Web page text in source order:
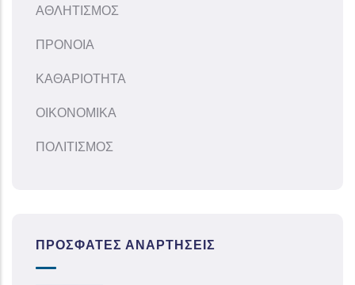
ΑΘΛΗΤΙΣΜΟΣ
ΠΡΟΝΟΙΑ
ΚΑΘΑΡΙΟΤΗΤΑ
ΟΙΚΟΝΟΜΙΚΑ
ΠΟΛΙΤΙΣΜΟΣ
ΠΡΌΣΦΑΤΕΣ ΑΝΑΡΤΉΣΕΙΣ